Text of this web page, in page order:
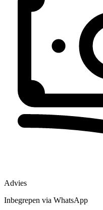
Advies
Inbegrepen via WhatsApp